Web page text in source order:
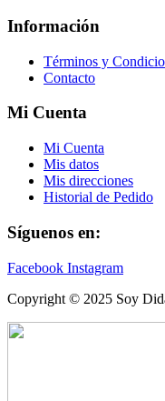
Información
Términos y
Contacto
Mi Cuenta
Mi Cuenta
Mis datos
Mis direcciones
Historial de Pedido
Síguenos en:
Facebook Instagram
Copyright © 2025 Soy